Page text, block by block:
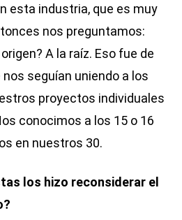
esta industria, que es muy
nos preguntamos:
A la raíz. Eso fue de
seguían uniendo a los
proyectos individuales
conocimos a los 15 o 16
en nuestros 30.
los hizo reconsiderar el